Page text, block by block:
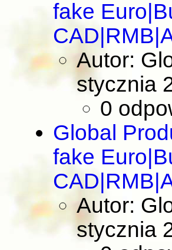
fake
Autor:
stycznia
0
Global
fake
Autor:
stycznia